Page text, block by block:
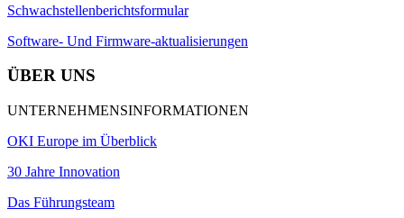
Schwachstellenberichtsformular
Software- Und Firmware-aktualisierungen
ÜBER UNS
UNTERNEHMENSINFORMATIONEN
OKI Europe im Überblick
30 Jahre Innovation
Das Führungsteam